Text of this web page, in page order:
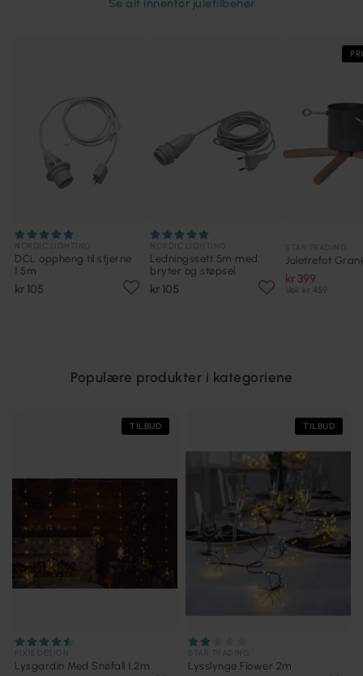
Se alt innenfor juletilbehør
DCL oppheng til stjerne
1,5m
kr 105
Ledningssett 5m med
bryter og støpsel
kr 105
Juletrefot
kr 399
Veil. kr 459
Populære produkter i kategoriene
TILBUD
Lysgardin Med Snøfall 1,2m
TILBUD
Lysslynge Flower 2m